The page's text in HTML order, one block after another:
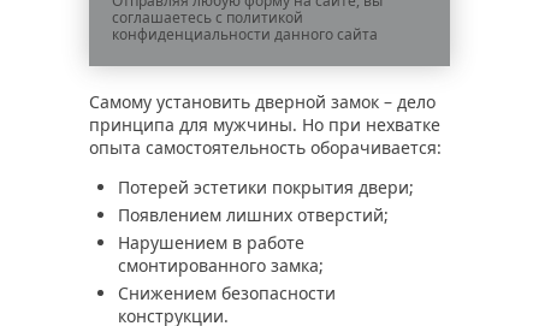
соглашаетесь с политикой
конфиденциальности данного сайта
Самому установить дверной замок – дело
принципа для мужчины. Но при нехватке
опыта самостоятельность оборачивается:
Потерей эстетики покрытия двери;
Появлением лишних отверстий;
Нарушением в работе
смонтированного замка;
Снижением безопасности
конструкции.